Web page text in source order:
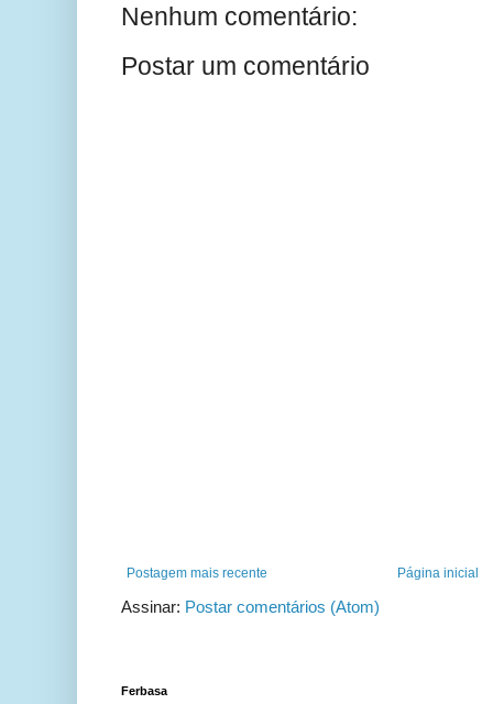
Nenhum comentário:
Postar um comentário
Postagem mais recente Página inicial
Assinar: Postar comentários (Atom)
Ferbasa